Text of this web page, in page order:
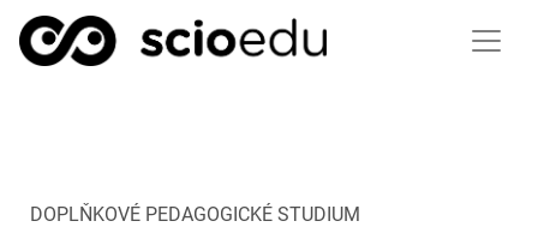
DOPLŇKOVÉ PEDAGOGICKÉ STUDIUM